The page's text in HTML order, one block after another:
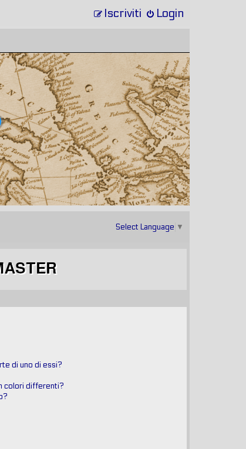
Login
Iscriviti
Select Language ▼
di uno di essi?
colori differenti?